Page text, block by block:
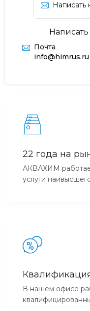
Написать
Почта
info@himrus.ru
22 года на
АКВАХИМ
услуги
В нашем офисе